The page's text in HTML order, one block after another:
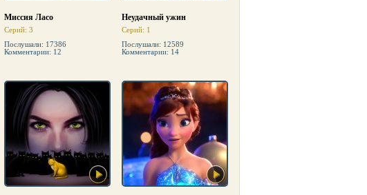
Миссия Ласо
Серий: 3
Послушали: 17386
Комментарии: 12
Неудачный ужин
Серий: 1
Послушали: 12589
Комментарии: 14